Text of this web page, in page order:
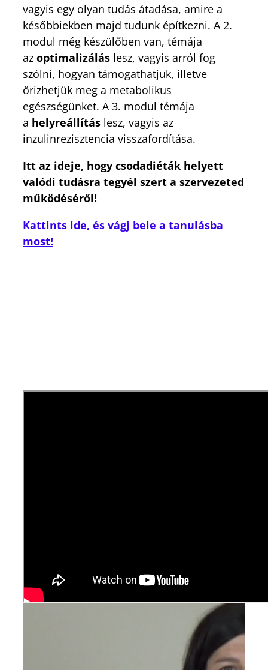
vagyis egy olyan tudás átadása, amire a
későbbiekben majd tudunk építkezni. A 2.
modul még készülőben van, témája
az optimalizálás lesz, vagyis arról fog
szólni, hogyan támogathatjuk, illetve
őrizhetjük meg a metabolikus
egészségünket. A 3. modul témája
a helyreállítás lesz, vagyis az
inzulinrezisztencia visszafordítása.
Itt az ideje, hogy csodadiéták helyett
valódi tudásra tegyél szert a szervezeted
működéséről!
Kattints ide, és vágj bele a tanulásba
most!